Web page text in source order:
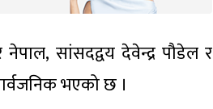
नेपाल, सांसदद्वय देवेन्द्र पौडेल र
भएको छ ।